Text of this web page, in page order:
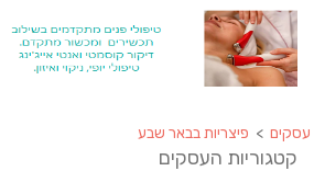
עסקים > פיצריות בבאר שבע
קטגוריות העסקים